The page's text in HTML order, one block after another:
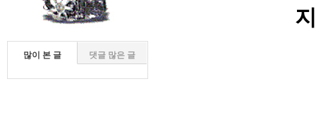
많이 본 글 댓글 많은 글